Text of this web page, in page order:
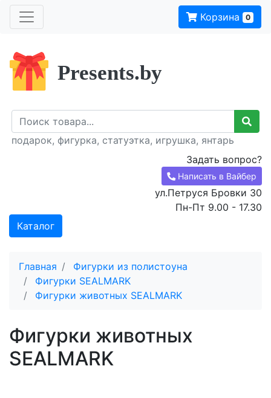
Корзина 0
Presents.by
подарок, фигурка, статуэтка, игрушка, янтарь
Задать вопрос?
Написать в Вайбер
ул.Петруся Бровки 30
Пн-Пт 9.00 - 17.30
Каталог
Главная
Фигурки из полистоуна
Фигурки SEALMARK
Фигурки животных SEALMARK
Фигурки животных
SEALMARK